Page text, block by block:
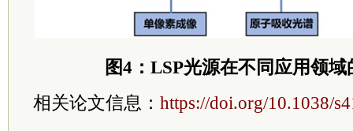
图4：LSP光源在不同应用领
相关论文信息： https://doi.org/10.1038/